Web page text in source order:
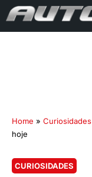
Home » Curiosidades
hoje
CURIOSIDADES